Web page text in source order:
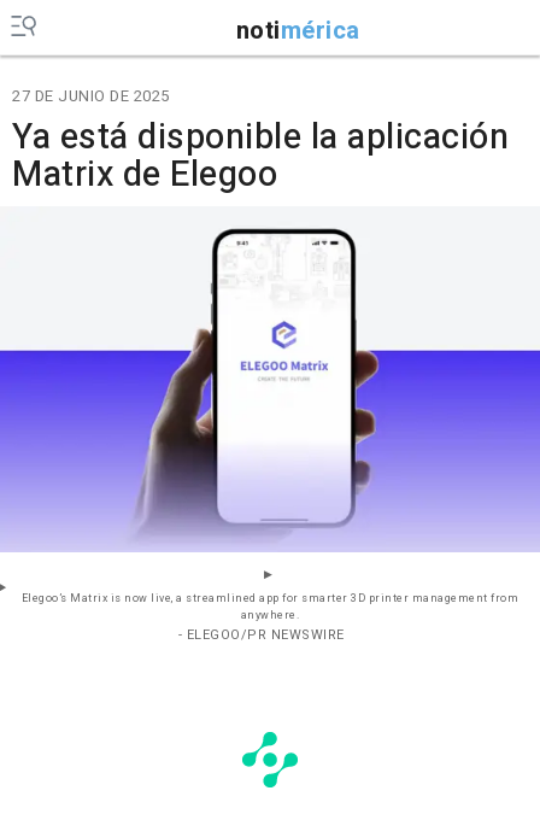
notimérica
27 DE JUNIO DE 2025
Ya está disponible la aplicación
Matrix de Elegoo
Elegoo’s Matrix is now live, a streamlined app for smarter 3D printer management from
anywhere.
- ELEGOO/PR NEWSWIRE